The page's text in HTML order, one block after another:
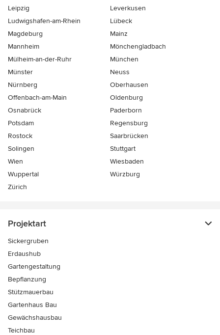
Leipzig
Leverkusen
Ludwigshafen-am-Rhein
Lübeck
Magdeburg
Mainz
Mannheim
Mönchen­gladbach
Mülheim-an-der-Ruhr
München
Münster
Neuss
Nürnberg
Oberhausen
Offenbach-am-Main
Oldenburg
Osnabrück
Paderborn
Potsdam
Regensburg
Rostock
Saarbrücken
Solingen
Stuttgart
Wien
Wiesbaden
Wuppertal
Würzburg
Zürich
Projektart
Sickergruben
Erdaushub
Gartengestaltung
Bepflanzung
Stützmauerbau
Gartenhaus Bau
Gewächshausbau
Teichbau